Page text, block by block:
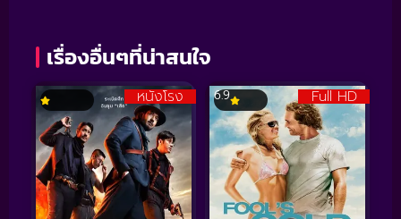
เรื่องอื่นๆที่น่าสนใจ
หนังโรง Full HD
6.9